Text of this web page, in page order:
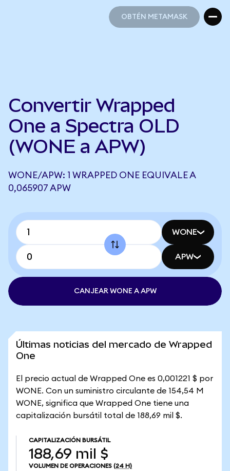
OBTÉN METAMASK
Convertir Wrapped
One a Spectra OLD
(WONE a APW)
WONE/APW: 1 WRAPPED ONE EQUIVALE A
0,065907 APW
WONE
APW
CANJEAR WONE A APW
Últimas noticias del mercado de Wrapped
One
El precio actual de Wrapped One es 0,001221 $ por
WONE. Con un suministro circulante de 154,54 M
WONE, significa que Wrapped One tiene una
capitalización bursátil total de 188,69 mil $.
CAPITALIZACIÓN BURSÁTIL
188,69 mil $
VOLUMEN DE OPERACIONES (24 H)